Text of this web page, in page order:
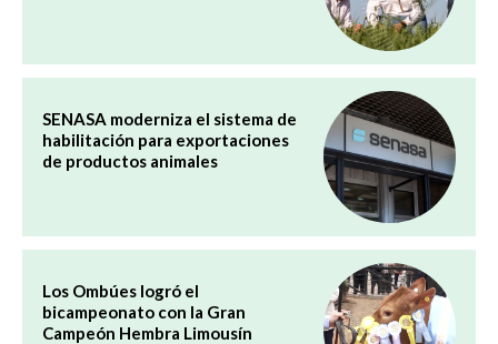
SENASA moderniza el sistema de
habilitación para exportaciones
de productos animales
Los Ombúes logró el
bicampeonato con la Gran
Campeón Hembra Limousín